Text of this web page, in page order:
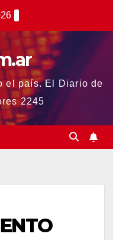
el país. El Diario de
2245